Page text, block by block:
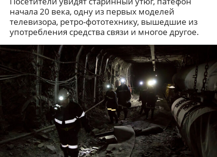
начала 20 века, одну из первых моделей
телевизора, ретро-фототехнику, вышедшие из
употребления средства связи и многое другое.